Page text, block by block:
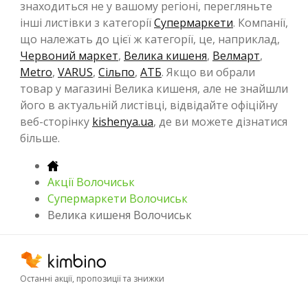
знаходиться не у вашому регіоні, перегляньте
інші листівки з категоріїСупермаркети. Компанії,
що належать до цієї ж категорії, це, наприклад,
Червоний маркет, Велика кишеня, Велмарт,
Metro, VARUS, Сільпо, АТБ. Якщо ви обрали
товар у магазині Велика кишеня, але не знайшли
його в актуальній листівці, відвідайте офіційну
веб-сторінку kishenya.ua, де ви можете дізнатися
більше.
Акції Волочиськ
Супермаркети Волочиськ
Велика кишеня Волочиськ
Останні акції, пропозиції та знижки